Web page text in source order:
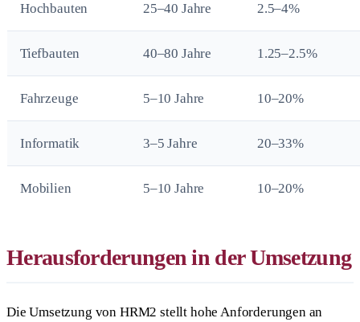
Hochbauten 25–40 Jahre 2.5–4%
Tiefbauten 40–80 Jahre 1.25–2.5%
Fahrzeuge 5–10 Jahre 10–20%
Informatik 3–5 Jahre 20–33%
Mobilien 5–10 Jahre 10–20%
Herausforderungen in der Umsetzung
Die Umsetzung von HRM2 stellt hohe Anforderungen an